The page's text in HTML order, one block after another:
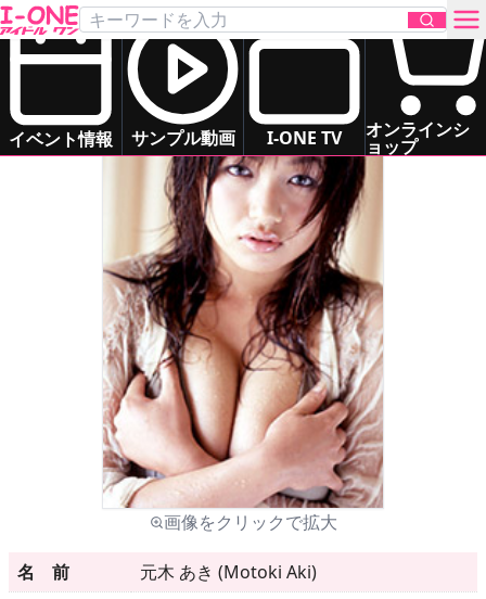
イベント情報 サンプル動画 I-ONE TV オンラインシ
ョップ
お問い合わせ
サンプル動画
イベント情報
アイドル一覧
メニュー
元木 あきMotoki Aki
画像をクリックで拡大
名 前
元木 あき (Motoki Aki)